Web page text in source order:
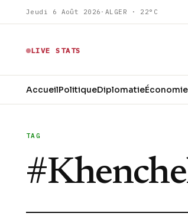
Jeudi 6 Août 2026 · ALGER · 22°C
LIVE STATS
AccueilPolitiqueDiplomatieÉconomie
TAG
#